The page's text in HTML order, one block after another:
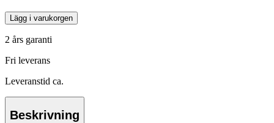
Lägg i varukorgen
2 års garanti
Fri leverans
Leveranstid ca.
Beskrivning